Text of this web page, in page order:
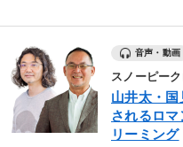
音声・動画
スノーピー
山井太・
されるロ
リーミング